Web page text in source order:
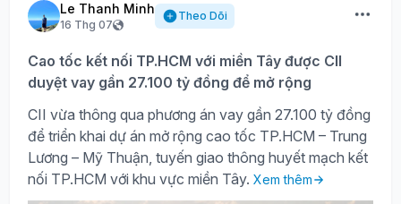
Le Thanh Minh
16 Thg 07
Theo Dõi
Cao tốc kết nối TP.HCM với miền Tây được CII
duyệt vay gần 27.100 tỷ đồng để mở rộng
CII vừa thông qua phương án vay gần 27.100 tỷ đồng
để triển khai dự án mở rộng cao tốc TP.HCM – Trung
Lương – Mỹ Thuận, tuyến giao thông huyết mạch kết
nối TP.HCM với khu vực miền Tây. Xem thêm